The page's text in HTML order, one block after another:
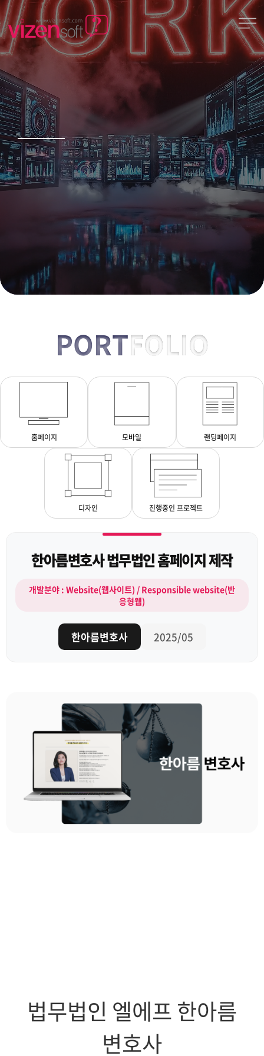
PORTFOLIO
홈페이지 모바일 랜딩페이지
디자인 진행중인 프로젝트
한아름변호사 법무법인 홈페이지 제작
개발분야 : Website(웹사이트) / Responsible website(반
응형웹)
한아름변호사 2025/05
법무법인 엘에프 한아름
변호사